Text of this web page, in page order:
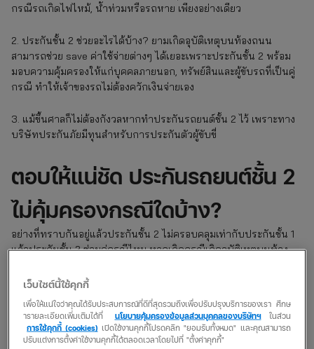
กรณีรถเกิดไฟไหม้, น้ำท่วมหรือรถหาย เพียงอย่างเดียว
2. ประกันชั้น 2 ช่วยอะไรได้บ้าง? ยามเกิดอุบัติเหตุบนท้องถนน
สามารถช่วย save ค่าใช้จ่ายต่างๆ ได้เยอะเพราะประกันชั้น 2 พร้อม
มอบความคุ้มครองให้แก่บุคคลภายนอก, ทรัพย์สินและผู้ขับรถที่เป็นคู่
กรณี ทำให้เจ้าของรถไม่ต้องควักเงินจ่ายเอง
3. แม้ขึ้นศาลก็ไม่ต้องกังวลหากทำประกันรถยนต์ชั้น 2 ไว้ เพราะทาง
บริษัทประกันภัยมีทุนสำหรับการประกันตัวผู้ขับขี่
ตอบให้แน่ชัด ประกันรถยนต์ชั้น 2
ไม่คุ้มครองกรณีใดบ้าง?
อย่างที่ทราบกันอยู่แล้วประกันชั้น 2 ไม่ครอบคลุมเท่ากับประกันชั้น 1
แล้วประกันชั้น 2 ซ่อมคู่กรณีไหม หากเกิดกรณีเกิดอุบัติเหตุบนท้อง
ถ้ากรณีรถชนรถ ประกันภัย 2 พร้อมซ่อมรถให้คู่กรณีแน่นอน
3 ประเด็น ความไม่คุ้มครองจาก ประกัน
รถยนต์ชั้น 2
เว็บไซต์นี้ใช้คุกกี้
เพื่อให้แน่ใจว่าคุณได้รับประสบการณ์ที่ดีที่สุดรวมถึงเพื่อปรับปรุงบริการของเรา ศึกษ
ารายละเอียดเพิ่มเติมได้ที่
นโยบายคุ้มครองข้อมูลส่วนบุคคลของบริษัทฯในส่วน
การใช้คุกกี้ (cookies) เปิดใช้งานคุกกี้โปรดคลิก "ยอมรับทั้งหมด" และคุณสามารถ
ปรับแต่งการตั้งค่าใช้งานคุกกี้ได้ตลอดเวลาโดยไปที่ "ตั้งค่าคุกกี้"